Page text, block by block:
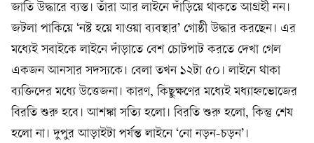
জাতি উদ্ধারে ব্যস্ত। তাঁরা আর লাইনে দাঁড়িয়ে থাকতে আগ্রহী নন।
জটলা পাকিয়ে ‘নষ্ট হয়ে যাওয়া ব্যবস্থার’ গোষ্ঠী উদ্ধার করছেন। এর
মধ্যেই সবাইকে লাইনে দাঁড়াতে বেশ চোটপাট করতে দেখা গেল
একজন আনসার সদস্যকে। বেলা তখন ১২টা ৫০। লাইনে থাকা
ব্যক্তিদের মধ্যে উত্তেজনা। কারণ, কিছুক্ষণের মধ্যেই মধ্যাহ্নভোজের
বিরতি শুরু হবে। আশঙ্কা সত্যি হলো। বিরতি শুরু হলো, কিন্তু শেষ
হলো না। দুপুর আড়াইটা পর্যন্ত লাইনে ‘নো নড়ন-চড়ন’।